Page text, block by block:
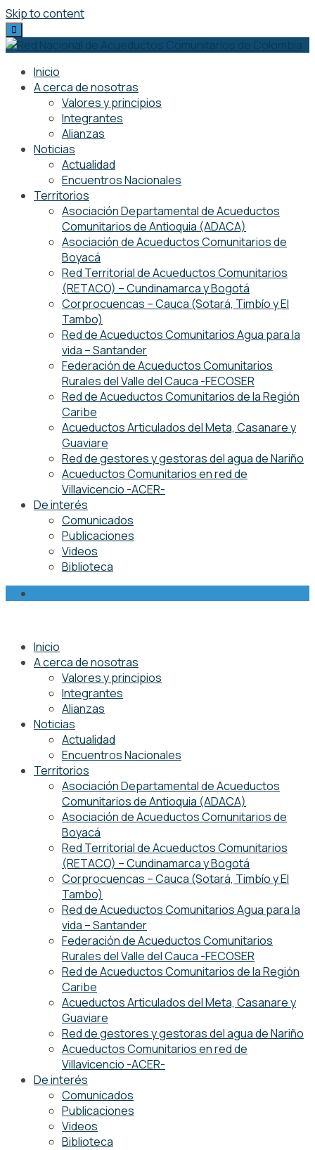
Skip to content
Inicio
A cerca de nosotras
Valores y principios
Integrantes
Alianzas
Noticias
Actualidad
Encuentros Nacionales
Territorios
Asociación Departamental de Acueductos
Comunitarios de Antioquia (ADACA)
Asociación de Acueductos Comunitarios de
Boyacá
Red Territorial de Acueductos Comunitarios
(RETACO) – Cundinamarca y Bogotá
Corprocuencas – Cauca (Sotará, Timbío y El
Tambo)
Red de Acueductos Comunitarios Agua para la
vida – Santander
Federación de Acueductos Comunitarios
Rurales del Valle del Cauca -FECOSER
Red de Acueductos Comunitarios de la Región
Caribe
Acueductos Articulados del Meta, Casanare y
Guaviare
Red de gestores y gestoras del agua de Nariño
Acueductos Comunitarios en red de
Villavicencio -ACER-
De interés
Comunicados
Publicaciones
Videos
Biblioteca
Inicio
A cerca de nosotras
Valores y principios
Integrantes
Alianzas
Noticias
Actualidad
Encuentros Nacionales
Territorios
Asociación Departamental de Acueductos
Comunitarios de Antioquia (ADACA)
Asociación de Acueductos Comunitarios de
Boyacá
Red Territorial de Acueductos Comunitarios
(RETACO) – Cundinamarca y Bogotá
Corprocuencas – Cauca (Sotará, Timbío y El
Tambo)
Red de Acueductos Comunitarios Agua para la
vida – Santander
Federación de Acueductos Comunitarios
Rurales del Valle del Cauca -FECOSER
Red de Acueductos Comunitarios de la Región
Caribe
Acueductos Articulados del Meta, Casanare y
Guaviare
Red de gestores y gestoras del agua de Nariño
Acueductos Comunitarios en red de
Villavicencio -ACER-
De interés
Comunicados
Publicaciones
Videos
Biblioteca